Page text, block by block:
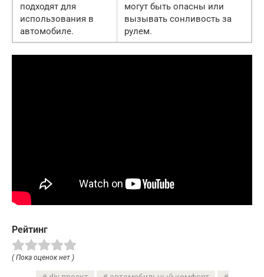
подходят для
использования в
автомобиле.
могут быть опасны или
вызывать сонливость за
рулем.
Рейтинг
( Пока оценок нет )